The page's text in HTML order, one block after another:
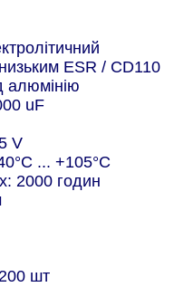
ESR / CD110
алюмінію
uF
V
... +105°C
2000 годин
шт